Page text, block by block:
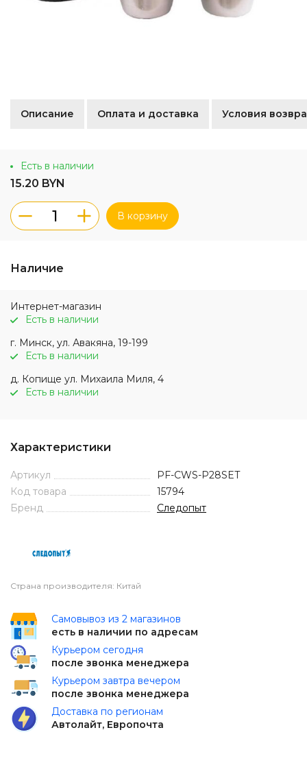
Описание Оплата и доставка Условия
Есть в наличии
15.20 BYN
В корзину
Наличие
Интернет-магазин
Есть в наличии
г. Минск, ул. Авакяна, 19-199
Есть в наличии
д. Копище ул. Михаила Миля, 4
Есть в наличии
Характеристики
Артикул
PF-CWS-P28SET
Код товара
15794
Бренд
Следопыт
Страна производителя: Китай
Самовывоз из 2 магазинов
есть в наличии по адресам
Курьером сегодня
после звонка менеджера
Курьером завтра вечером
после звонка менеджера
Доставка по регионам
Автолайт, Европочта